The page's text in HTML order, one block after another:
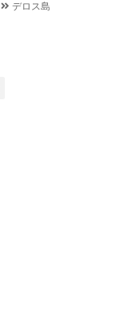
デロス島